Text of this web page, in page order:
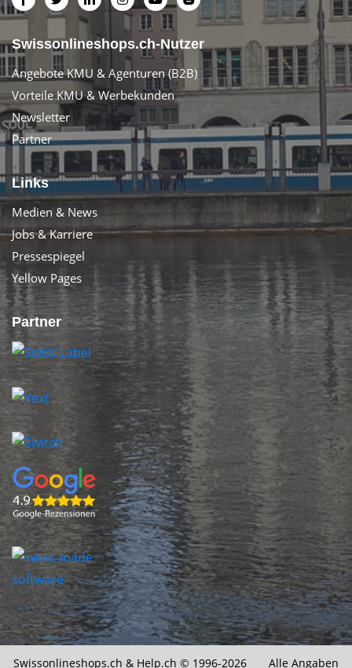
Swissonlineshops.ch-Nutzer
Angebote KMU & Agenturen (B2B)
Vorteile KMU & Werbekunden
Newsletter
Partner
Links
Medien & News
Jobs & Karriere
Pressespiegel
Yellow Pages
Partner
Swissonlineshops.ch & Help.ch © 1996-2026 Alle Angaben